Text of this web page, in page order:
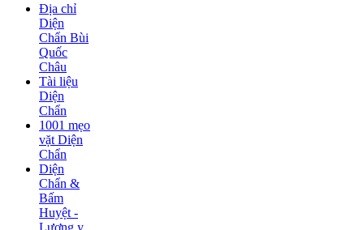
Địa chỉ
Diện
Chẩn Bùi
Quốc
Châu
Tài liệu
Diện
Chẩn
1001 mẹo
vặt Diện
Chẩn
Diện
Chẩn &
Bấm
Huyệt -
Lương y